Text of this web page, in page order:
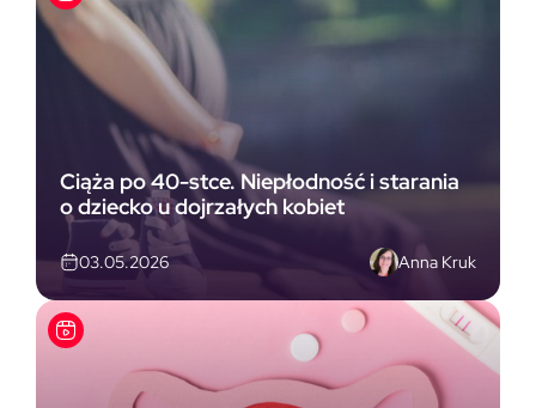
Ciąża po 40-stce. Niepłodność i starania
o dziecko u dojrzałych kobiet
03.05.2026 Anna Kruk